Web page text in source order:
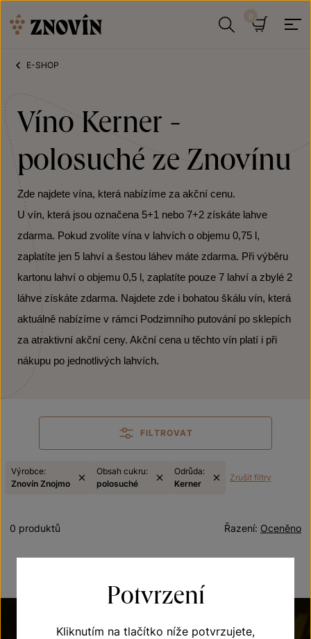
E-SHOP
Víno Kerner -
polosuché ze Znovínu
Zde najdete vína, která nabízíme za akční cenu.
U vín, která jsou označena 5+1 nebo 7+2 získáte lahve
zdarma. Pokud zvolíte vína v lahvích o objemu 0,75 l,
zaplatíte jen 5 lahví a šestou láhev máte zdarma. Při výběru
kartonu lahví o objemu 0,5 l, zaplatíte pouze 7 lahví a zbylé 2
láhve získáte zdarma. Najdete zde i bohatou škálu vín, která
aktuálně nabízíme v rámci Podzimního putování po sklepích
za atraktivní akční ceny. Akční cena u těchto vín platí i při
nákupu po jednotlivých lahvích.
FILTROVAT
Výrobce:
Znovín Znojmo
Obsah cukru:
polosuché
Odrůda:
Kerner
Zrušit filtry
Oceněno
Řazení:
0 produktů
Potvrzení
Kliknutím na tlačítko níže potvrzujete,